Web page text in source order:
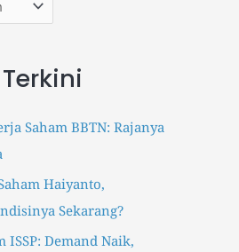
p
r
s
i
I
n
s
t
i
T
r
a
k
Saham BBTN: Rajanya
Haiyanto,
Sekarang?
ISSP: Demand Naik,